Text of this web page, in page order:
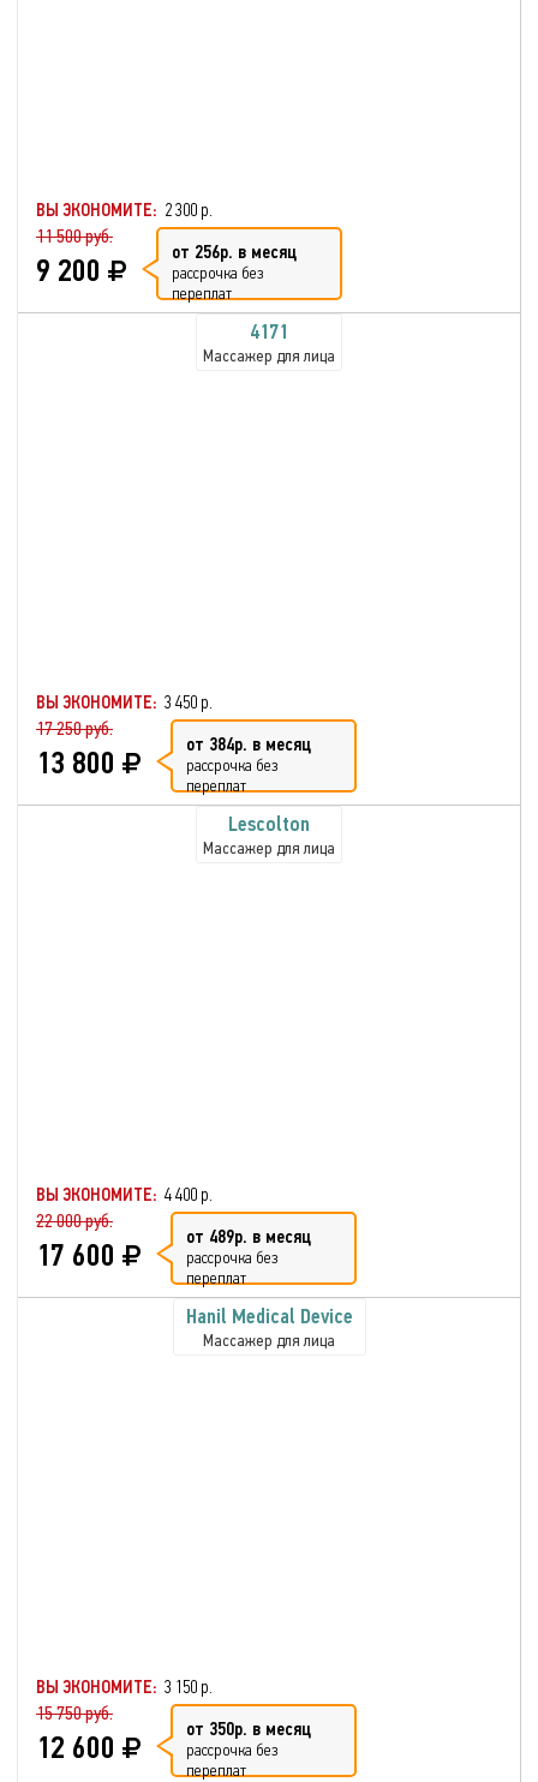
ВЫ ЭКОНОМИТЕ: 2 300 р.
11 500 руб.
9 200 от 256р. в месяц
рассрочка без
переплат
4171
Массажер для лица
ВЫ ЭКОНОМИТЕ: 3 450 р.
17 250 руб.
13 800 от 384р. в месяц
рассрочка без
переплат
Lescolton
Массажер для лица
ВЫ ЭКОНОМИТЕ: 4 400 р.
22 000 руб.
17 600 от 489р. в месяц
рассрочка без
переплат
Hanil Medical Device
Массажер для лица
ВЫ ЭКОНОМИТЕ: 3 150 р.
15 750 руб.
12 600 от 350р. в месяц
рассрочка без
переплат